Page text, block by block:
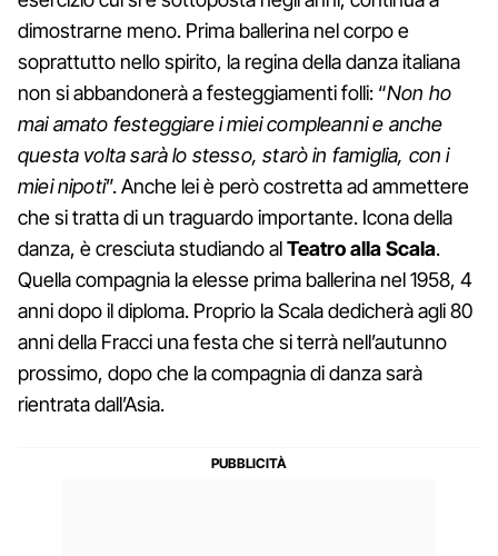
dimostrarne meno. Prima ballerina nel corpo e
soprattutto nello spirito, la regina della danza italiana
non si abbandonerà a festeggiamenti folli: “Non ho
mai amato festeggiare i miei compleanni e anche
questa volta sarà lo stesso, starò in famiglia, con i
miei nipoti”. Anche lei è però costretta ad ammettere
che si tratta di un traguardo importante. Icona della
danza, è cresciuta studiando alTeatro alla Scala.
Quella compagnia la elesse prima ballerina nel 1958, 4
anni dopo il diploma. Proprio la Scala dedicherà agli 80
anni della Fracci una festa che si terrà nell’autunno
prossimo, dopo che la compagnia di danza sarà
rientrata dall’Asia.